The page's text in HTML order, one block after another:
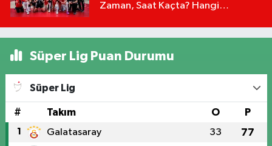
Zaman, Saat Kaçta? Hangi
Süper Lig Puan Durumu
Süper Lig
# Takım O P
1 Galatasaray 33 77